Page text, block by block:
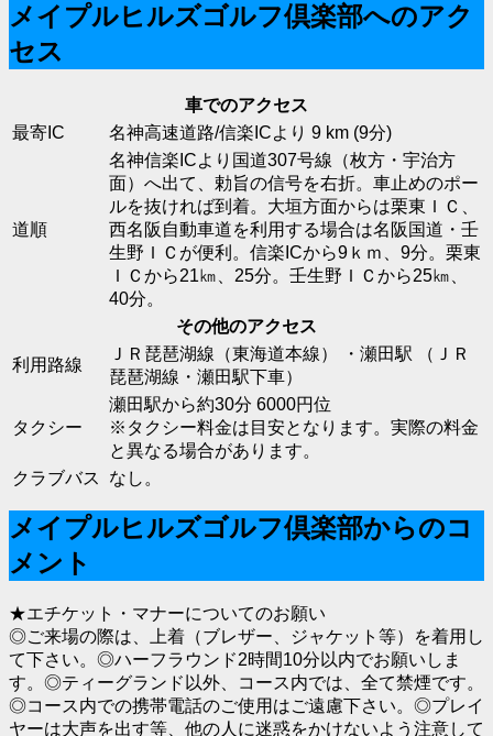
メイプルヒルズゴルフ倶楽部へのアク
セス
車でのアクセス
最寄IC
名神高速道路/信楽ICより 9 km (9分)
道順
名神信楽ICより国道307号線（枚方・宇治方
面）へ出て、勅旨の信号を右折。車止めのポー
ルを抜ければ到着。大垣方面からは栗東ＩＣ、
西名阪自動車道を利用する場合は名阪国道・壬
生野ＩＣが便利。信楽ICから9ｋｍ、9分。栗東
ＩＣから21㎞、25分。壬生野ＩＣから25㎞、
40分。
その他のアクセス
利用路線
ＪＲ琵琶湖線（東海道本線） ・瀬田駅 （ＪＲ
琵琶湖線・瀬田駅下車）
タクシー
瀬田駅から約30分 6000円位
※タクシー料金は目安となります。実際の料金
と異なる場合があります。
クラブバス
なし。
メイプルヒルズゴルフ倶楽部からのコ
メント
★エチケット・マナーについてのお願い
◎ご来場の際は、上着（ブレザー、ジャケット等）を着用し
て下さい。◎ハーフラウンド2時間10分以内でお願いしま
す。◎ティーグランド以外、コース内では、全て禁煙です。
◎コース内での携帯電話のご使用はご遠慮下さい。◎プレイ
ヤーは大声を出す等、他の人に迷惑をかけないよう注意して